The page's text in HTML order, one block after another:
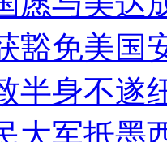
豁免美国
半身不遂
大军抵墨